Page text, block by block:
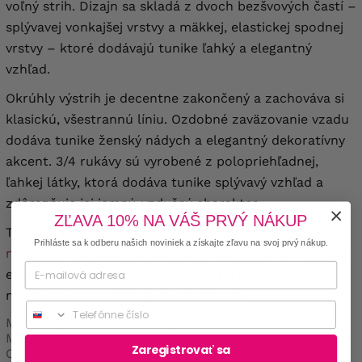
voľný strih. Dizajn sa skladá z dvoch bezšvových častí –
splývavej vonkajšej vrstvy a mäkkej, elastickej spodnej
vrstvy – ktoré dodávajú tunike ľahký a elegantný
vzhľad.
Okrúhly výstrih je decentne zakončený a zachováva si
klasickú, všestrannú líniu. Ozdobné zaväzovanie vzadu
dodáva tunike ženský nádych a elegantný dekoratívny
akcent. 3/4 rukávy sú vyrobené z polopriehľadnej,
ľahkej látky, ktorá dodáva tunike splývavý vzhľad a
zdôrazňuje jej jemný, vzdušný charakter.
Tunika sa perfektne hodí k
nohavicami
elegantný a pohodlný set vhodný na každodenné
nosenie aj na formálnejšie príležitosti.
Materiál (šifón): neelastický, tenká hrúbka.
Materiál (podšívka): elastický, strednej hrúbky.
Okrúhly výstrih.
ZĽAVA 10% NA VÁŠ PRVÝ NÁKUP
Prihláste sa k odberu našich noviniek a získajte zľavu na svoj prvý nákup.
Phone
Zaregistrovať sa